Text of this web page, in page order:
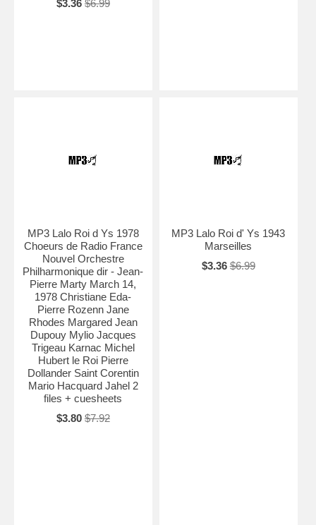
$3.36 $6.99
MP3 Lalo Roi d Ys 1978
Choeurs de Radio France
Nouvel Orchestre
Philharmonique dir - Jean-
Pierre Marty March 14,
1978 Christiane Eda-
Pierre Rozenn Jane
Rhodes Margared Jean
Dupouy Mylio Jacques
Trigeau Karnac Michel
Hubert le Roi Pierre
Dollander Saint Corentin
Mario Hacquard Jahel 2
files + cuesheets
$3.80 $7.92
MP3 Lalo Roi d' Ys 1943
Marseilles
$3.36 $6.99